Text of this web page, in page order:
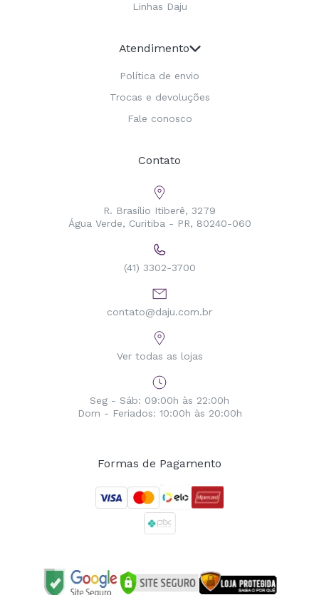
Linhas Daju
Atendimento
Política de envio
Trocas e devoluções
Fale conosco
Contato
R. Brasílio Itiberê, 3279
Água Verde, Curitiba - PR, 80240-060
(41) 3302-3700
contato@daju.com.br
Ver todas as lojas
Seg - Sáb: 09:00h às 22:00h
Dom - Feriados: 10:00h às 20:00h
Formas de Pagamento